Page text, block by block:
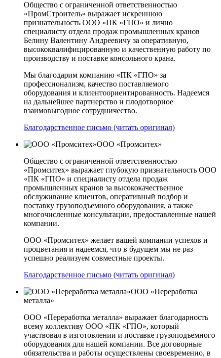
Общество с ограниченной ответственностью
«ПромСтроитель» выражает искреннюю
признательность ООО «ПК «ГПО» и лично
специалисту отдела продаж промышленных кранов
Белину Валентину Андреевичу за оперативную,
высококвалифицированную и качественную работу по
производству и поставке консольного крана.
Мы благодарим компанию «ПК «ГПО» за
професснонализм, качество поставляемого
оборудования и клиентоориентированность. Надеемся
на дальнейшее партнерство и плодотворное
взаимовыгодное сотрудничество.
Благодарственное письмо (читать оригинал)
ООО «Промситех»
Общество с ограниченной ответственностью
«Промситех» выражает глубокую признательность ООО
«ПК «ГПО» и специалисту отдела продаж
промышленных кранов за высококачественное
обслуживание клиентов, оперативный подбор и
поставку грузоподъемного оборудования, а также
многочисленные консультации, предоставленные нашей
компании.
ООО «Промситех» желает вашей компании успехов и
процветания и надеемся, что в будущем мы не раз
успешно реализуем совместные проекты.
Благодарственное письмо (читать оригинал)
ООО «Переработка
металла»
ООО «Переработка металла» выражает благодарность
всему коллективу ООО «ПК «ГПО», который
участвовал в изготовлении и поставке грузоподъемного
оборудования для нашей компании. Все договорные
обязательства и работы осуществлены своевременно, в